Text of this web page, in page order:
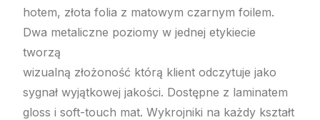
hotem, złota folia z matowym czarnym foilem.
Dwa metaliczne poziomy w jednej etykiecie
tworzą
wizualną złożoność którą klient odczytuje jako
sygnał wyjątkowej jakości. Dostępne z laminatem
gloss i soft-touch mat. Wykrojniki na każdy kształt